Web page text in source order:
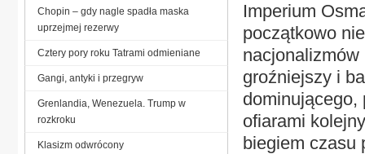
Imperium
początkowo
nacjonalizmów
groźniejszy i
dominującego,
ofiarami
biegiem czasu
Chopin – gdy nagle spadła maska
uprzejmej rezerwy
Cztery pory roku Tatrami odmieniane
Gangi, antyki i przegryw
Grenlandia, Wenezuela. Trump w
rozkroku
Klasizm odwrócony